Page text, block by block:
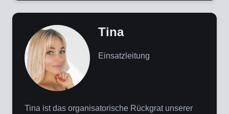
Tina
Einsatzleitung
Tina ist das organisatorische Rückgrat unserer